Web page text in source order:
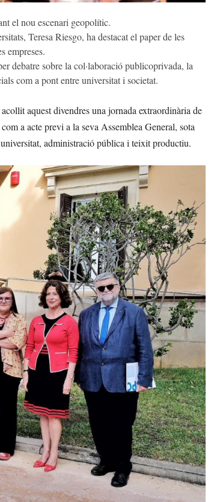
el nou escenari geopolític.
Teresa Riesgo, ha destacat el paper de les
empreses.
debatre sobre la col·laboració publicoprivada, la
com a pont entre universitat i societat.
aquest divendres una jornada extraordinària de
a acte previ a la seva Assemblea General, sota
administració pública i teixit productiu.